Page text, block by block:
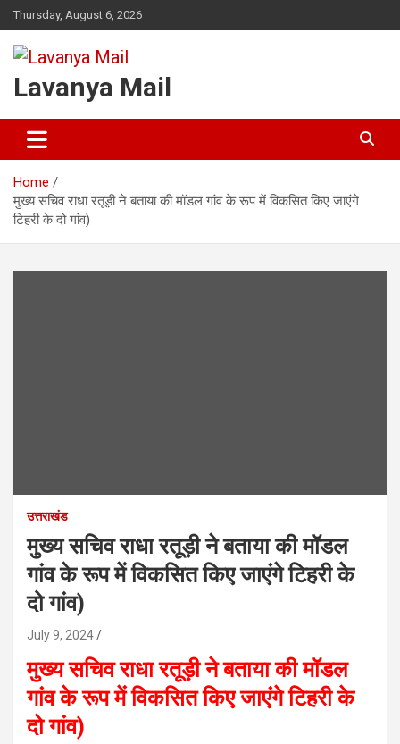
Skip
to
content
Thursday, August 6, 2026
Lavanya Mail
Home
मुख्य सचिव राधा रतूड़ी ने बताया की मॉडल गांव के रूप में विकसित किए जाएंगे
टिहरी के दो गांव)
उत्तराखंड
मुख्य सचिव राधा रतूड़ी ने बताया की मॉडल
गांव के रूप में विकसित किए जाएंगे टिहरी के
दो गांव)
July 9, 2024
मुख्य सचिव राधा रतूड़ी ने बताया की मॉडल
गांव के रूप में विकसित किए जाएंगे टिहरी के
दो गांव)